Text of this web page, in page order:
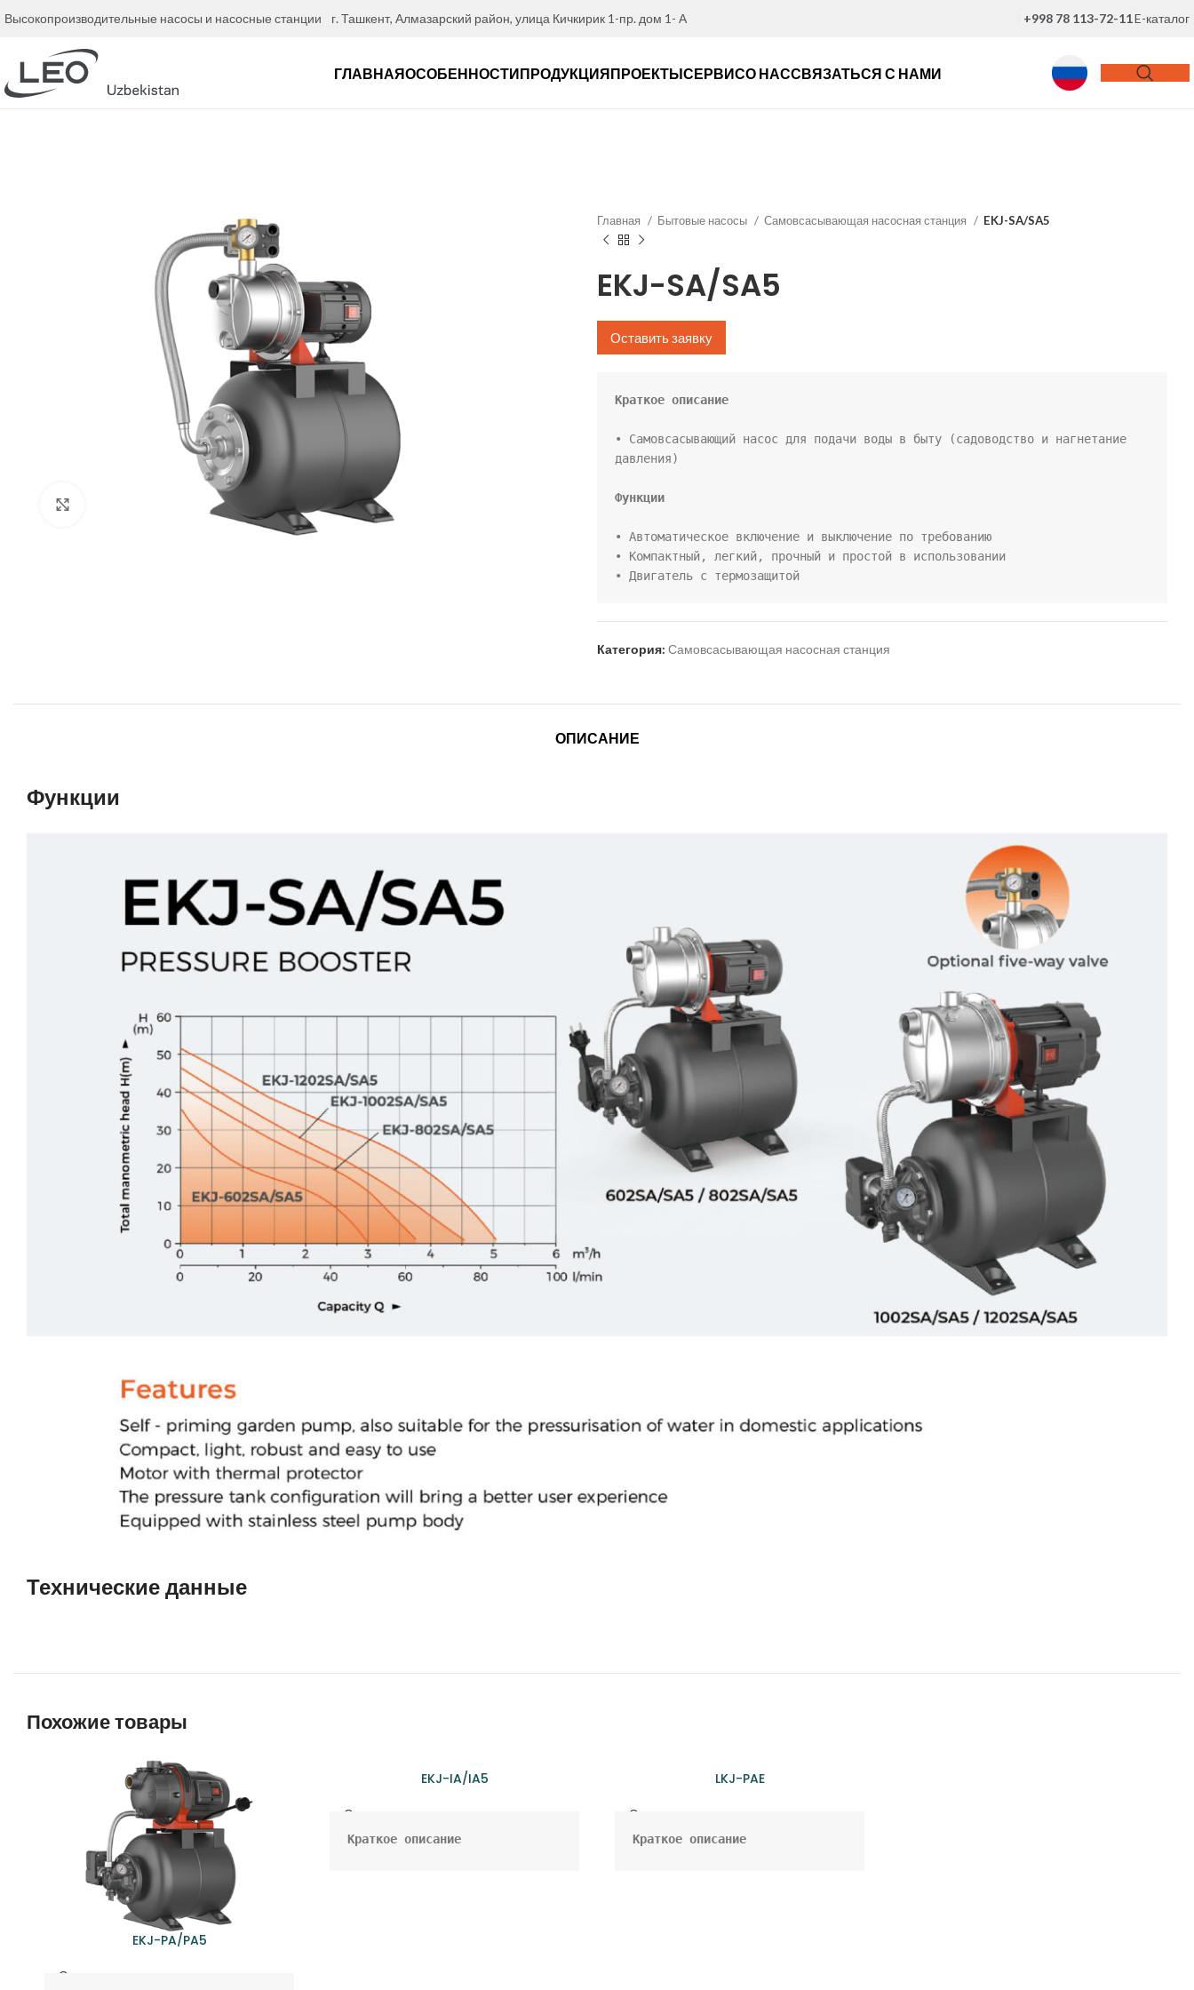
Высокопроизводительные насосы и насосные станции г. Ташкент, Алмазарский район, улица Кичкирик 1-пр. дом 1- А +998 78 113-72-11E-каталог
ГЛАВНАЯОСОБЕННОСТИПРОДУКЦИЯПРОЕКТЫСЕРВИСО НАССВЯЗАТЬСЯ С НАМИ
Главная Бытовые насосы Самовсасывающая насосная станция EKJ-SA/SA5
EKJ-SA/SA5
Оставить заявку
• Самовсасывающий насос для подачи воды в быту (садоводство и нагнетание
давления)
Функции
• Автоматическое включение и выключение по требованию
• Компактный, легкий, прочный и простой в использовании
• Двигатель с термозащитой
Категория: Самовсасывающая насосная станция
ОПИСАНИЕ
Функции
Технические данные
Похожие товары
EKJ-PA/PA5
Самовсасывающая насосная станция
EKJ-IA/IA5
Самовсасывающая насосная станция
LKJ-PAE
Самовсасывающая насосная станция